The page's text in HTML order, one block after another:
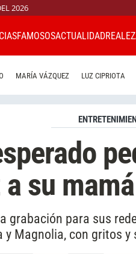
2026
FAMOSOSACTUALIDAD
MARÍA VÁZQUEZ LUZ CIPRIOTA
su mamá
grabación para sus
y Magnolia, con gritos y